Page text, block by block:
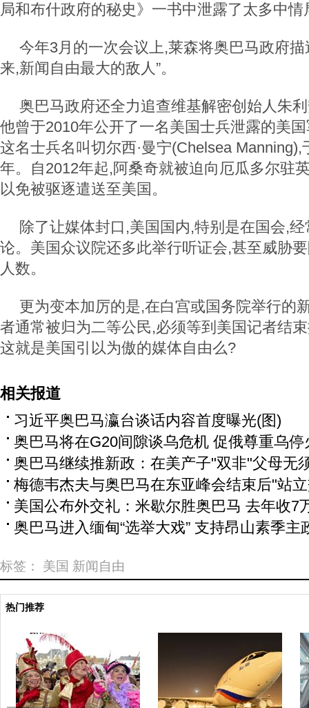
局和布什政府的秘史》一书中泄露了太多中
今年3月的一次会议上,莱森将奥巴马政府描
来,新闻自由最大的敌人”。
奥巴马政府还全力追查维基解密创始人朱
他曾于2010年公开了一名美国士兵泄露的美
这名士兵名叫切尔西·曼宁(Chelsea
年。自2012年起,阿桑奇就被迫向厄瓜多尔驻
以免被驱逐遣送至美国。
除了让媒体封口,美国国内,特别是在国会,
论。美国众议院还多此举行听证会,甚至威胁
人数。
更为变本加厉的是,在白宫或国务院举行的
者通常被归为二等公民,必须等到美国记者结
这就是美国引以为傲的媒体自由么?
相关报道
习近平奥巴马瀛台谈话内容首度曝光(图)
奥巴马将在G20间隙谈乌危机 促俄尊重乌停
奥巴马继续推新政：在美产子"双非"父母无
梅德韦杰夫与奥巴马在东亚峰会结束后"站
美国公布外交礼：米歇尔胜奥巴马 去年收7
奥巴马进入缅甸“选举大戏” 支持昂山素季主
标签： 美国 新闻自由
热门推荐